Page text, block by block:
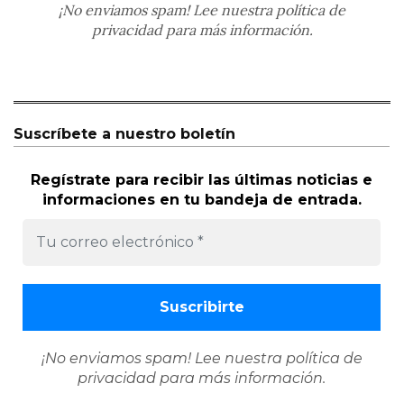
¡No enviamos spam! Lee nuestra política de
privacidadpara más información.
Suscríbete a nuestro boletín
Regístrate para recibir las últimas noticias e
informaciones en tu bandeja de entrada.
¡No enviamos spam! Lee nuestra política de
privacidad para más información.